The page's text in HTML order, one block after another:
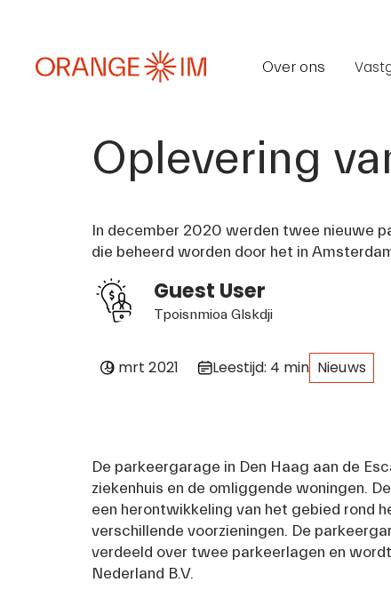
Over ons
Oplevering
In december 2020 werden twee nieuwe
die beheerd worden door het in
Guest User
Tpoisnmioa Glskdji
9 mrt 2021 Leestijd: 4 min Nieuws
De parkeergarage in Den Haag aan de
ziekenhuis en de omliggende woningen.
een herontwikkeling van het gebied rond
verschillende voorzieningen. De
verdeeld over twee parkeerlagen en
Nederland B.V.